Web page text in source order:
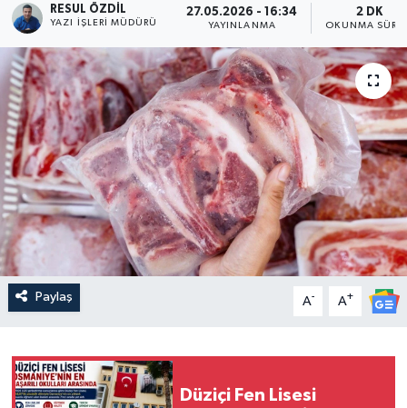
RESUL ÖZDIL
YAZI İŞLERI MÜDÜRÜ
27.05.2026 - 16:34
YAYINLANMA
2 DK
OKUNMA
Paylaş A- A+
Düziçi Fen Lisesi